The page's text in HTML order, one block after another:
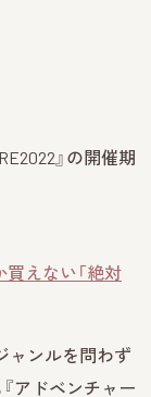
』の開催期
買えない「絶対
ャンルを問わず
アドベンチャー